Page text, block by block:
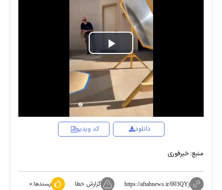
Play
Video
کد ویدیو دانلود
منبع: خبرفوری
https://aftabnews.ir/003QYj گزارش خطا پسندها:۰